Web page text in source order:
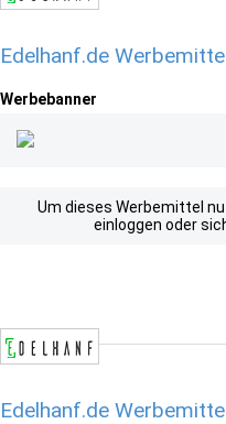
Edelhanf.de
Werbebanner
Um dieses Werbemittel
einloggen oder
Edelhanf.de